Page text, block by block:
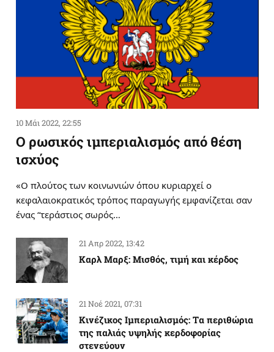
10 Μάι 2022, 22:55
Ο ρωσικός ιμπεριαλισμός από θέση
ισχύος
«Ο πλούτος των κοινωνιών όπου κυριαρχεί ο
κεφαλαιοκρατικός τρόπος παραγωγής εμφανίζεται σαν
ένας “τεράστιος σωρός…
21 Απρ 2022, 13:42
Καρλ Μαρξ: Μισθός, τιμή και κέρδος
21 Νοέ 2021, 07:31
Κινέζικος Ιμπεριαλισμός: Tα περιθώρια
της παλιάς υψηλής κερδοφορίας
στενεύουν